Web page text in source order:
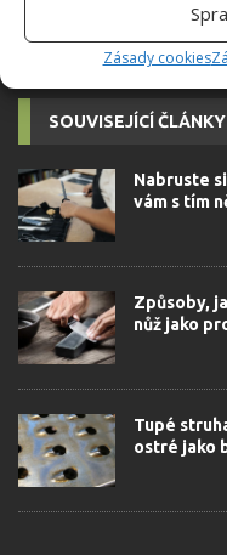
Zásady cookies
SOUVISEJÍCÍ ČLÁNKY
Nabruste
vám s tím
Způsoby,
nůž jako
Tupé
ostré jako